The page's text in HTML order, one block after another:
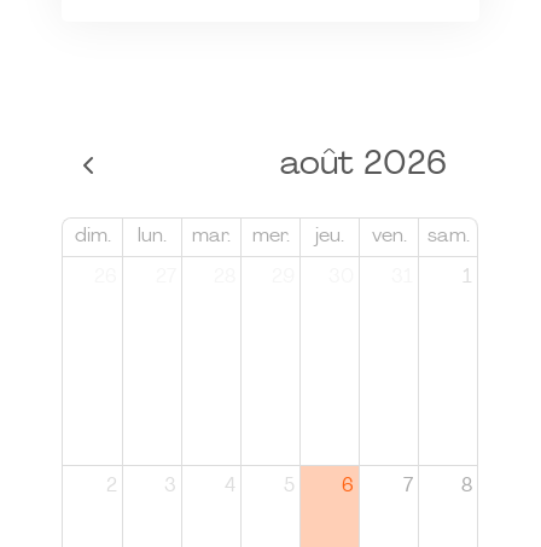
août 2026
dim. lun. mar. mer. jeu. ven. sam.
1
2 3 4 5 6 7 8